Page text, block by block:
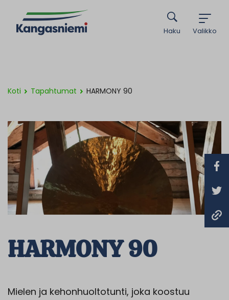
Valikko
Haku
Koti Tapahtumat HARMONY 90
HARMONY 90
Mielen ja kehonhuoltotunti, joka koostuu